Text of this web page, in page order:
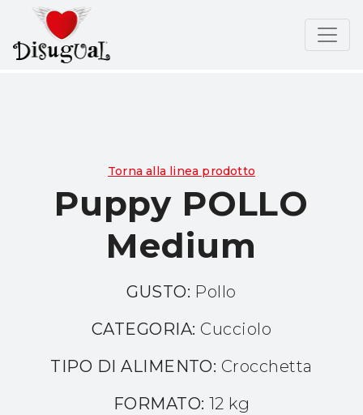
Torna alla linea prodotto
Puppy POLLO
Medium
GUSTO: Pollo
CATEGORIA: Cucciolo
TIPO DI ALIMENTO: Crocchetta
FORMATO: 12 kg